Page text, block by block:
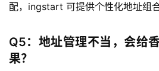
配，ingstart 可提供个性化地址组合
Q5：地址管理不当，会给
果？